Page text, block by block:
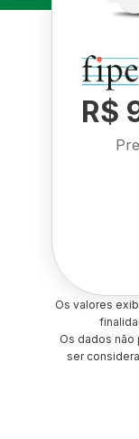
R$
Os valores
Os dados
ser